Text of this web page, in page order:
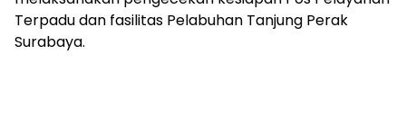
Terpadu dan fasilitas Pelabuhan Tanjung Perak
Surabaya.